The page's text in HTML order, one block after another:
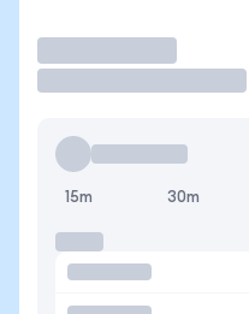
15m 30m